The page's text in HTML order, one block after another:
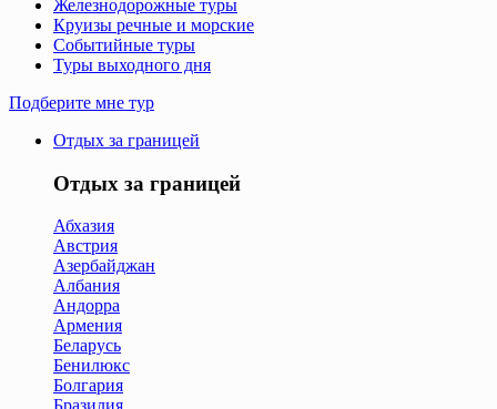
Железнодорожные туры
Круизы речные и морские
Событийные туры
Туры выходного дня
Подберите мне тур
Отдых за границей
Отдых за границей
Абхазия
Австрия
Азербайджан
Албания
Андорра
Армения
Беларусь
Бенилюкс
Болгария